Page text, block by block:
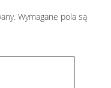
Wymagane pola są